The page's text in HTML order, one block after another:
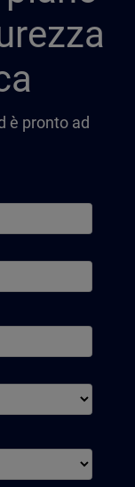
è pronto ad